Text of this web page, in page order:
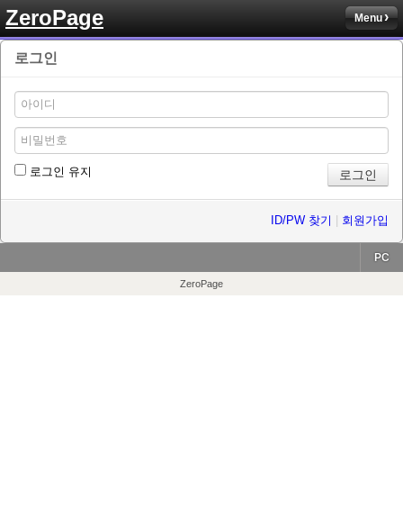
ZeroPage Menu
로그인
로그인 유지
ID/PW 찾기 회원가입
PC
ZeroPage